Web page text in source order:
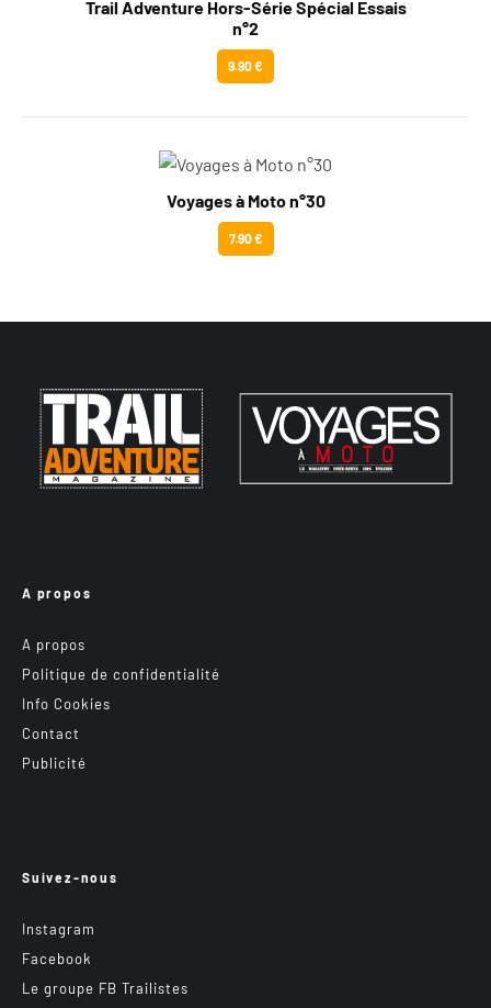
Trail Adventure Hors-Série Spécial Essais
n°2
9.90 €
Voyages à Moto n°30
7.90 €
A propos
A propos
Politique de confidentialité
Info Cookies
Contact
Publicité
Suivez-nous
Instagram
Facebook
Le groupe FB Trailistes